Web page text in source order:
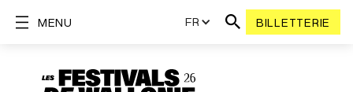
FR BILLETTERIE
MENU